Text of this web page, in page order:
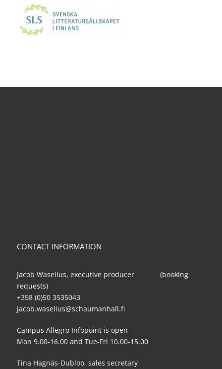
CONTACT INFORMATION
Jacob Waselius, executive producer (booking
requests)
+358 (0)50 3535043
jacob.waselius@schaumanhall.fi
Campus Allegro Infopoint is open
Mon 9.00-16.00 and Tue-Fri 10.00-15.00
Tina Hagnäs-Dubloo, sales secretary